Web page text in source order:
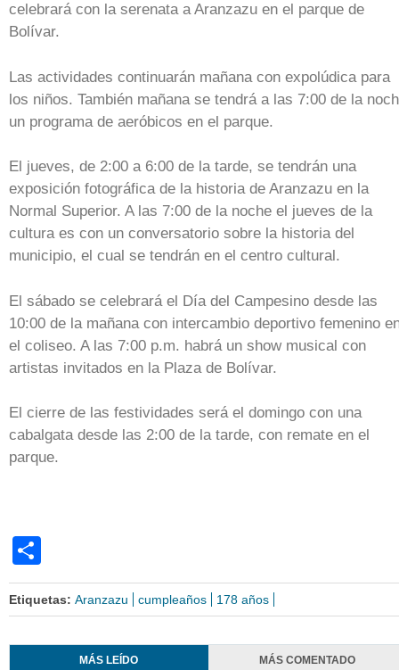
celebrará con la serenata a Aranzazu en el parque de
Bolívar.
Las actividades continuarán mañana con expolúdica para
los niños. También mañana se tendrá a las 7:00 de la
un programa de aeróbicos en el parque.
El jueves, de 2:00 a 6:00 de la tarde, se tendrán una
exposición fotográfica de la historia de Aranzazu en la
Normal Superior. A las 7:00 de la noche el jueves de la
cultura es con un conversatorio sobre la historia del
municipio, el cual se tendrán en el centro cultural.
El sábado se celebrará el Día del Campesino desde las
10:00 de la mañana con intercambio deportivo femenino
el coliseo. A las 7:00 p.m. habrá un show musical con
artistas invitados en la Plaza de Bolívar.
El cierre de las festividades será el domingo con una
cabalgata desde las 2:00 de la tarde, con remate en el
parque.
Etiquetas: Aranzazu cumpleaños 178 años
MÁS LEÍDO MÁS COMENTADO